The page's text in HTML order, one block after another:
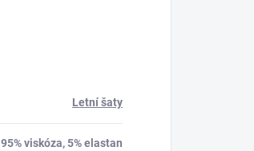
Letní šaty
95% viskóza, 5% elastan